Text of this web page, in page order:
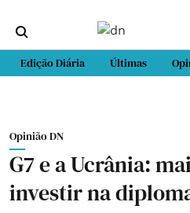
Edição Diária Últimas
Opinião DN
G7 e a Ucrânia:
investir na